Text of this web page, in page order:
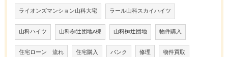
ライオンズマンション山科大宅 ラール山科スカイハイツ
山科ハイツ 山科椥辻団地A棟 山科椥辻団地 物件購入
住宅ローン 流れ 住宅購入 パンク 修理 物件買取